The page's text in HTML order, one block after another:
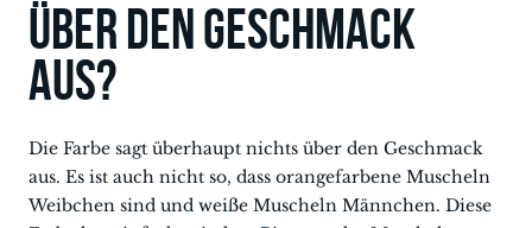
über den Geschmack
aus?
Die Farbe sagt überhaupt nichts über den Geschmack
aus. Es ist auch nicht so, dass orangefarbene Muscheln
Weibchen sind und weiße Muscheln Männchen. Diese